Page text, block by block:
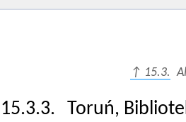
↑ 15.3.
15.3.3.
Toruń,